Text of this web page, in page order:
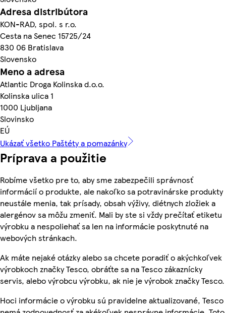
Adresa distribútora
KON-RAD, spol. s r.o.
Cesta na Senec 15725/24
830 06 Bratislava
Slovensko
Meno a adresa
Atlantic Droga Kolinska d.o.o.
Kolinska ulica 1
1000 Ljubljana
Slovinsko
EÚ
Ukázať všetko Paštéty a pomazánky
Príprava a použitie
Robíme všetko pre to, aby sme zabezpečili správnosť
informácií o produkte, ale nakoľko sa potravinárske produkty
neustále menia, tak prísady, obsah výživy, diétnych zložiek a
alergénov sa môžu zmeniť. Mali by ste si vždy prečítať etiketu
výrobku a nespoliehať sa len na informácie poskytnuté na
webových stránkach.
Ak máte nejaké otázky alebo sa chcete poradiť o akýchkoľvek
výrobkoch značky Tesco, obráťte sa na Tesco zákaznícky
servis, alebo výrobcu výrobku, ak nie je výrobok značky Tesco.
Hoci informácie o výrobku sú pravidelne aktualizované, Tesco